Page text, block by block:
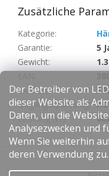
Der Betreiber von
dieser Website als
Daten, um die
Analysezwecken und
Wenn Sie weiterhin
deren Verwendung zu.
Zusätzliche
Kategorie:
Garantie:
5
Gewicht:
EAN Code:
Eingangsspannung
Leistung (W):